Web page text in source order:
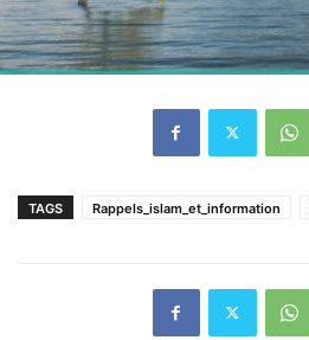
TAGS Rappels_islam_et_information